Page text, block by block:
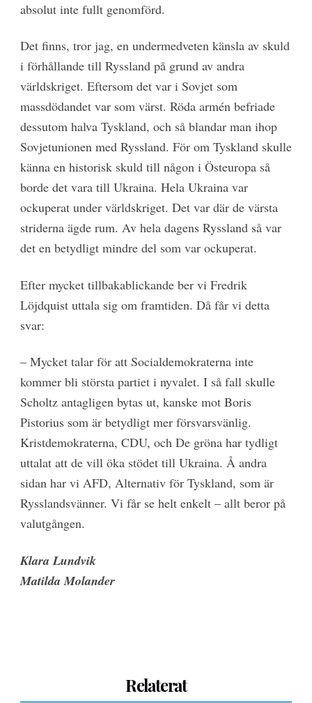
absolut inte fullt genomförd.
Det finns, tror jag, en undermedveten känsla av skuld
i förhållande till Ryssland på grund av andra
världskriget. Eftersom det var i Sovjet som
massdödandet var som värst. Röda armén befriade
dessutom halva Tyskland, och så blandar man ihop
Sovjetunionen med Ryssland. För om Tyskland skulle
känna en historisk skuld till någon i Östeuropa så
borde det vara till Ukraina. Hela Ukraina var
ockuperat under världskriget. Det var där de värsta
striderna ägde rum. Av hela dagens Ryssland så var
det en betydligt mindre del som var ockuperat.
Efter mycket tillbakablickande ber vi Fredrik
Löjdquist uttala sig om framtiden. Då får vi detta
svar:
– Mycket talar för att Socialdemokraterna inte
kommer bli största partiet i nyvalet. I så fall skulle
Scholtz antagligen bytas ut, kanske mot Boris
Pistorius som är betydligt mer försvarsvänlig.
Kristdemokraterna, CDU, och De gröna har tydligt
uttalat att de vill öka stödet till Ukraina. Å andra
sidan har vi AFD, Alternativ för Tyskland, som är
Rysslandsvänner. Vi får se helt enkelt – allt beror på
valutgången.
Klara Lundvik
Matilda Molander
Relaterat